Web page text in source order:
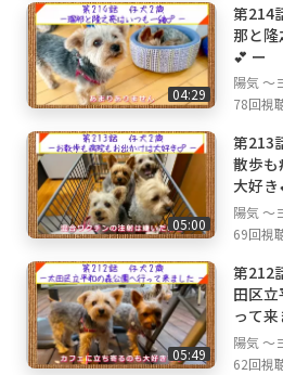
04:29
第
那と
💕 ー
陽気 ～
78回視
05:00
第
散歩
大好き
陽気 ～
69回視
05:49
第
田区
って来
陽気 ～
62回視